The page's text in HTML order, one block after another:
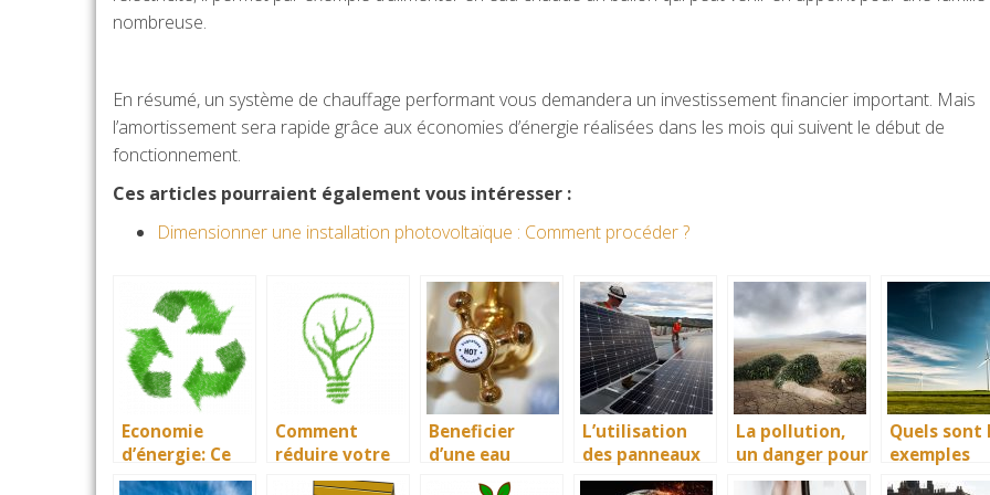
nombreuse.
En résumé, un système de chauffage performant vous demandera un investissement financier important. Mais
l’amortissement sera rapide grâce aux économies d’énergie réalisées dans les mois qui suivent le début de
fonctionnement.
Ces articles pourraient également vous intéresser :
Dimensionner une installation photovoltaïque : Comment procéder ?
Economie
d’énergie: Ce
qui fait
Comment
réduire votre
consommation
Beneficier
d’une eau
chaude
L’utilisation
des panneaux
solaires, pour
La pollution,
un danger pour
l’environnemen
Quels sont
exemples
spécifiques